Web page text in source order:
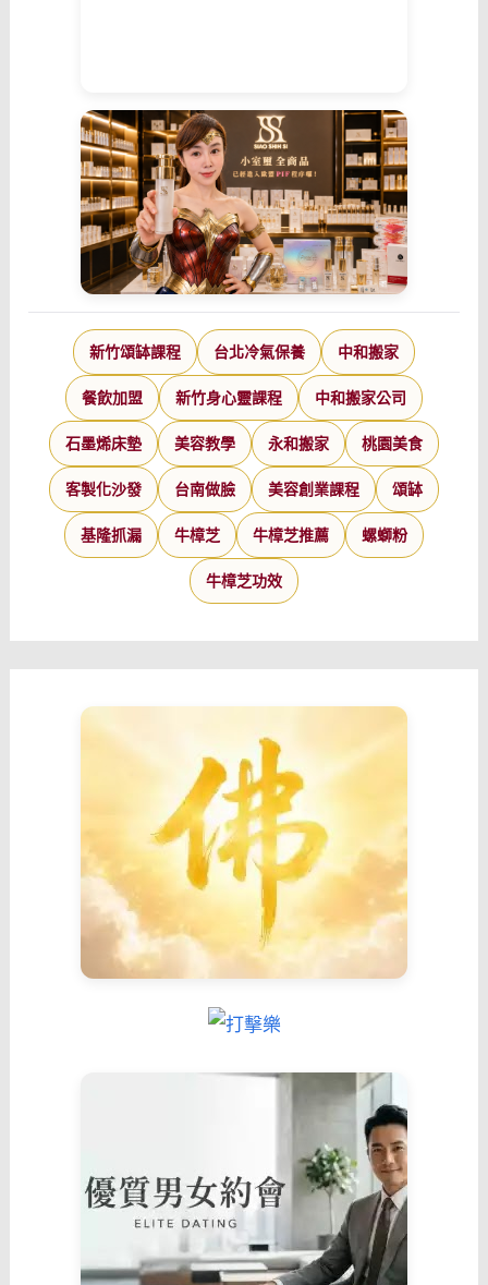
新竹頌缽課程 台北冷氣保養 中和搬家
餐飲加盟 新竹身心靈課程 中和搬家公司
石墨烯床墊 美容教學 永和搬家 桃園美食
客製化沙發 台南做臉 美容創業課程 頌缽
基隆抓漏 牛樟芝 牛樟芝推薦 螺螄粉
牛樟芝功效